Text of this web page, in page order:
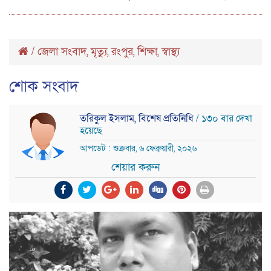
/ জেলা সংবাদ,মৃত্যু,রংপুর,শিক্ষা,স্বাস্থ্য
শোক সংবাদ
তরিকুল ইসলাম, বিশেষ প্রতিনিধি/ ১৩০ বার দেখা
হয়েছে
আপডেট : শুক্রবার, ৬ ফেব্রুয়ারী, ২০২৬
শেয়ার করুন